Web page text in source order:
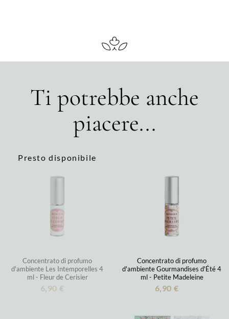
Ti potrebbe anche
piacere...
Presto disponibile
Concentrato di profumo
d'ambiente Les Intemporelles 4
ml - Fleur de Cerisier
6,90 €
Concentrato di profumo
d'ambiente Gourmandises d'Été 4
ml - Petite Madeleine
6,90 €